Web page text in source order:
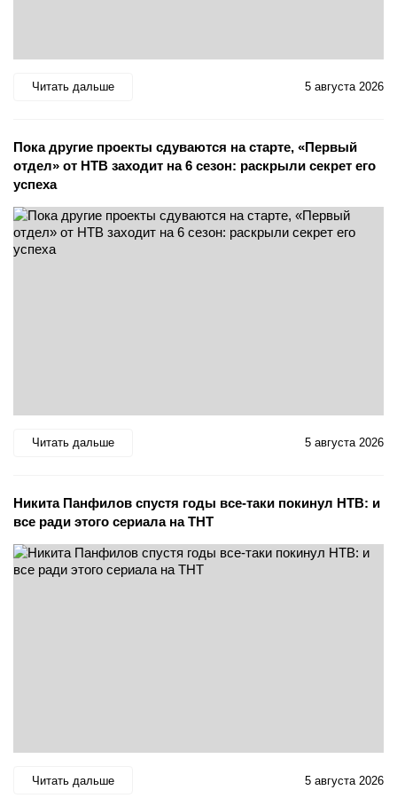
Читать дальше 5 августа 2026
Пока другие проекты сдуваются на старте, «Первый
отдел» от НТВ заходит на 6 сезон: раскрыли секрет его
успеха
Читать дальше 5 августа 2026
Никита Панфилов спустя годы все-таки покинул НТВ: и
все ради этого сериала на ТНТ
Читать дальше 5 августа 2026